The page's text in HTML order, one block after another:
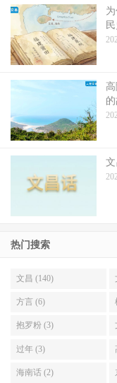
热门搜索
文昌 (140)
方言 (6)
抱罗粉 (3)
过年 (3)
海南话 (2)